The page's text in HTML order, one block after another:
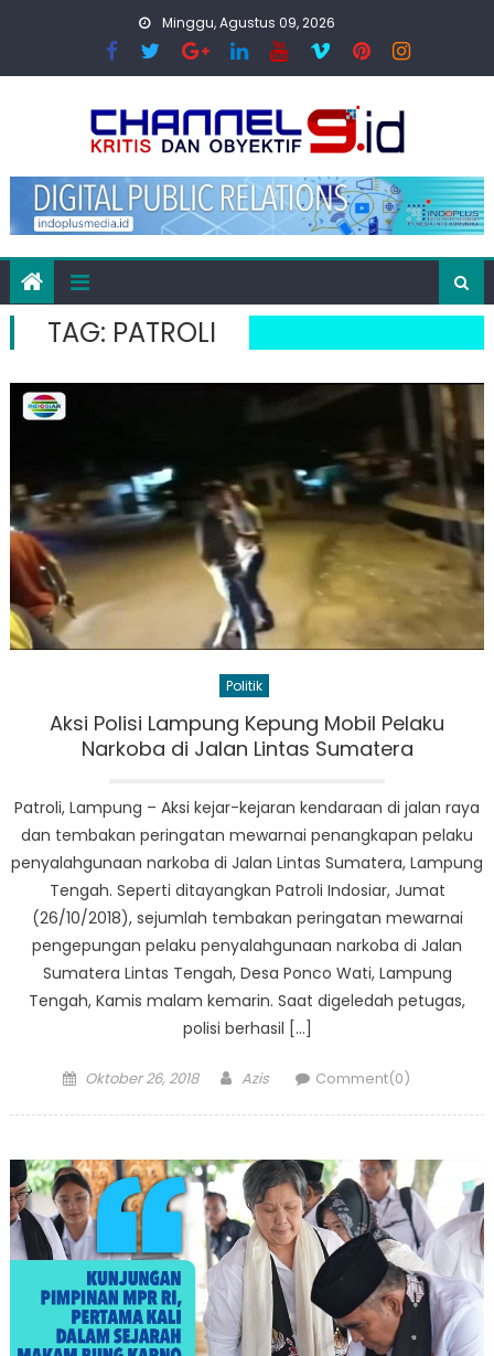
Minggu, Agustus 09, 2026
TAG: PATROLI
Politik
Aksi Polisi Lampung Kepung Mobil Pelaku
Narkoba di Jalan Lintas Sumatera
Patroli, Lampung – Aksi kejar-kejaran kendaraan di jalan raya
dan tembakan peringatan mewarnai penangkapan pelaku
penyalahgunaan narkoba di Jalan Lintas Sumatera, Lampung
Tengah. Seperti ditayangkan Patroli Indosiar, Jumat
(26/10/2018), sejumlah tembakan peringatan mewarnai
pengepungan pelaku penyalahgunaan narkoba di Jalan
Sumatera Lintas Tengah, Desa Ponco Wati, Lampung
Tengah, Kamis malam kemarin. Saat digeledah petugas,
polisi berhasil […]
Posted
Oktober 26, 2018 Author
Azis Comment(0)